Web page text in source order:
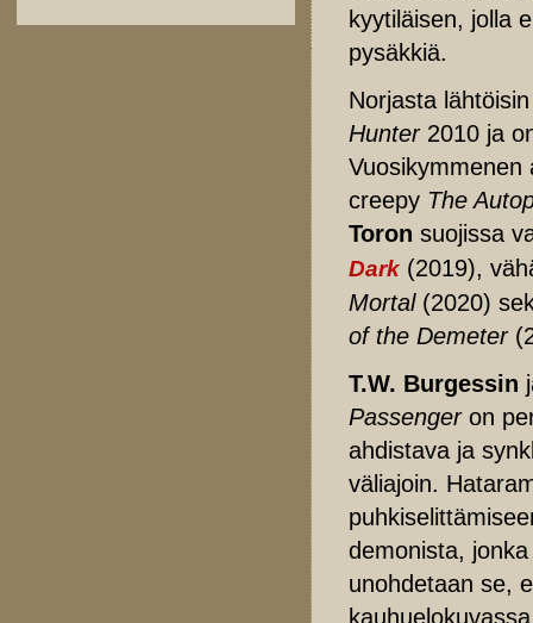
kyytiläisen, jolla
pysäkkiä.
Norjasta
Hunter 2010 ja
creepy The
Toron suojissa
Dark (2019),
Mortal (2020)
of the Demeter
T.W. Burgessin
Passenger on
ahdistava ja
väliajoin.
demonista,
unohdetaan se,